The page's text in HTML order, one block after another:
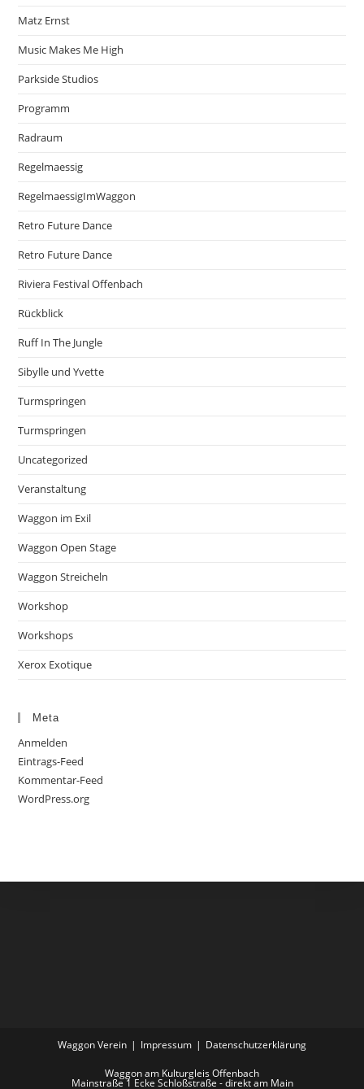
Matz Ernst
Music Makes Me High
Parkside Studios
Programm
Radraum
Regelmaessig
RegelmaessigImWaggon
Retro Future Dance
Retro Future Dance
Riviera Festival Offenbach
Rückblick
Ruff In The Jungle
Sibylle und Yvette
Turmspringen
Turmspringen
Uncategorized
Veranstaltung
Waggon im Exil
Waggon Open Stage
Waggon Streicheln
Workshop
Workshops
Xerox Exotique
Meta
Anmelden
Eintrags-Feed
Kommentar-Feed
WordPress.org
Waggon Verein Impressum Datenschutzerklärung
Waggon am Kulturgleis Offenbach
Mainstraße 1 Ecke Schloßstraße - direkt am Main